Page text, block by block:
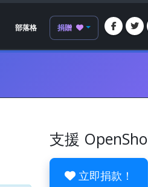
部落格 捐贈
支援
立即捐款！